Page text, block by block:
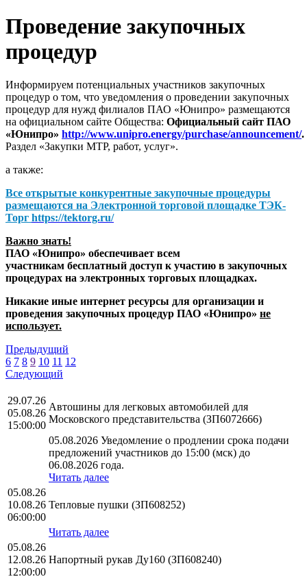
Проведение закупочных
процедур
Информируем потенциальных участников закупочных
процедур о том, что уведомления о проведении закупочных
процедур для нужд филиалов ПАО «Юнипро» размещаются
на официальном сайте Общества: Официальный сайт ПАО
«Юнипро» http://www.unipro.energy/purchase/announcement/.
Раздел «Закупки МТР, работ, услуг».
а также:
Все открытые конкурентные закупочные процедуры
размещаются на Электронной торговой площадке ТЭК-
Торг https://tektorg.ru/
Важно знать!
ПАО «Юнипро» обеспечивает всем
участникам бесплатный доступ к участию в закупочных
процедурах на электронных торговых площадках.
Никакие иные интернет ресурсы для организации и
проведения закупочных процедур ПАО «Юнипро» не
использует.
Предыдущий
6 7 8 9 10 11 12
Следующий
29.07.26
05.08.26
15:00:00
Автошины для легковых автомобилей для
Московского представительства (ЗП6072666)
05.08.2026 Уведомление о продлении срока подачи
предложений участников до 15:00 (мск) до
06.08.2026 года.
Читать далее
05.08.26
10.08.26
06:00:00
Тепловые пушки (ЗП608252)
Читать далее
05.08.26
12.08.26
12:00:00
Напортный рукав Ду160 (ЗП608240)